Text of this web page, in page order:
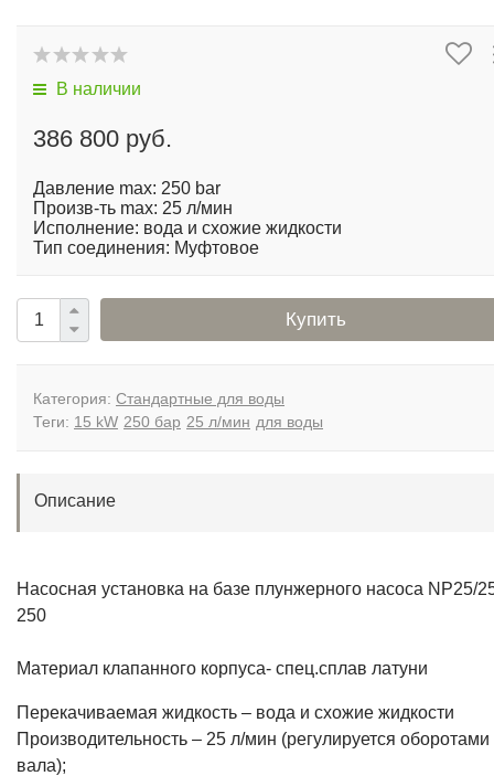
В наличии
386 800 руб.
Давление max: 250 bar
Произв-ть max: 25 л/мин
Исполнение: вода и схожие жидкости
Тип соединения: Муфтовое
Купить
Категория: Стандартные для воды
Теги: 15 kW 250 бар 25 л/мин для воды
Описание
Насосная установка на базе плунжерного насоса NP25/
250
Материал клапанного корпуса- спец.сплав латуни
Перекачиваемая жидкость – вода и схожие жидкости
Производительность – 25 л/мин (регулируется оборотами
вала);